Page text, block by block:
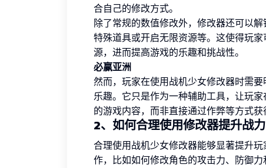
合自己的修改方式。
除了常规的数值修改外，修改器还可以
特殊道具或开启无限资源等。这使得玩
源，进而提高游戏的乐趣和挑战性。
必赢亚洲
然而，玩家在使用战机少女修改器时需
乐趣。它只是作为一种辅助工具，让玩
的游戏内容，而非直接通过作弊等方式获
2、如何合理使用修改器提升战力
合理使用战机少女修改器能够显著提升
作，比如如何修改角色的攻击力、防御